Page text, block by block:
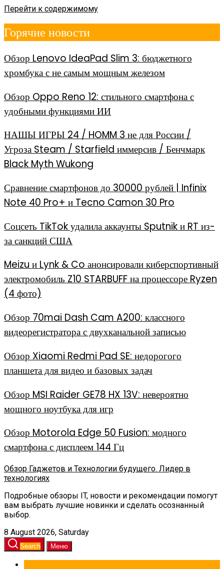
Перейти к содержимому
Горячие новости
Обзор Lenovo IdeaPad Slim 3: бюджетного
хромбука с не самым мощным железом
Обзор Oppo Reno 12: стильного смартфона с
удобными функциями ИИ
НАШЫ ИГРЫ 24 / HOMM 3 не для России /
Угроза Steam / Starfield иммерсив / Бенчмарк
Black Myth Wukong
Сравнение смартфонов до 30000 рублей | Infinix
Note 40 Pro+ и Tecno Camon 30 Pro
Соцсеть TikTok удалила аккаунты Sputnik и RT из-
за санкций США
Meizu и Lynk & Co анонсировали киберспортивный
электромобиль Z10 STARBUFF на процессоре Ryzen
(4 фото)
Обзор 70mai Dash Cam A200: классного
видеорегистратора с двухканальной записью
Обзор Xiaomi Redmi Pad SE: недорогого
планшета для видео и базовых задач
Обзор MSI Raider GE78 HX 13V: невероятно
мощного ноутбука для игр
Обзор Motorola Edge 50 Fusion: модного
смартфона с дисплеем 144 Гц
Обзор Гаджетов и Технологии будущего. Лидер в
технологиях
Подробные обзоры IT, новости и рекомендации помогут
вам выбрать лучшие новинки и сделать осознанный
выбор.
8 August 2026, Saturday
Search Меню